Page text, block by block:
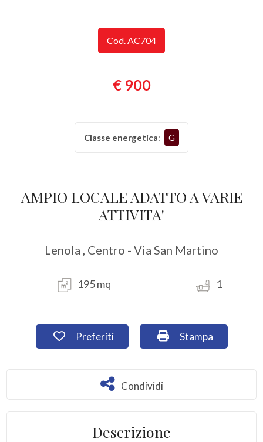
Cod. AC704
€ 900
Classe energetica: G
AMPIO LOCALE ADATTO A VARIE
ATTIVITA'
Lenola , Centro - Via San Martino
195 mq 1
Preferiti: Cod. AC704
Preferiti Stampa: Cod.
Stampa
Condividi
Condividi
Descrizione
multiscelta
Residenziali
Commerciali
Industriali